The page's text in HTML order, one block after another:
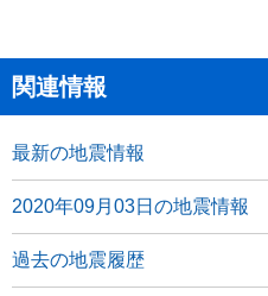
関連情報
最新の地震情報
2020年09月03日の地震情報
過去の地震履歴